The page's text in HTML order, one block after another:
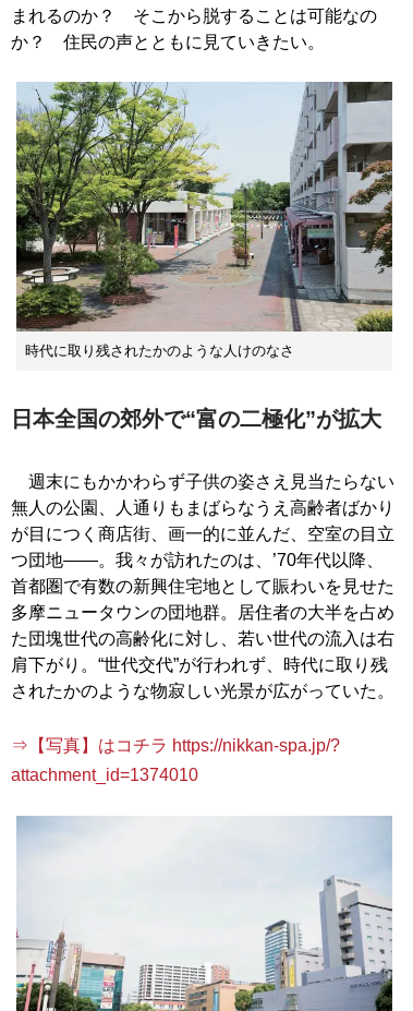
まれるのか？ そこから脱することは可能なの
か？ 住民の声とともに見ていきたい。
時代に取り残されたかのような人けのなさ
日本全国の郊外で“富の二極化”が拡大
週末にもかかわらず子供の姿さえ見当たらない
無人の公園、人通りもまばらなうえ高齢者ばかり
が目につく商店街、画一的に並んだ、空室の目立
つ団地――。我々が訪れたのは、’70年代以降、
首都圏で有数の新興住宅地として賑わいを見せた
多摩ニュータウンの団地群。居住者の大半を占め
た団塊世代の高齢化に対し、若い世代の流入は右
肩下がり。“世代交代”が行われず、時代に取り残
されたかのような物寂しい光景が広がっていた。
⇒【写真】はコチラ https://nikkan-spa.jp/?
attachment_id=1374010